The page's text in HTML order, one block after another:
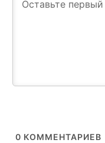
0 КОММЕНТАРИЕВ